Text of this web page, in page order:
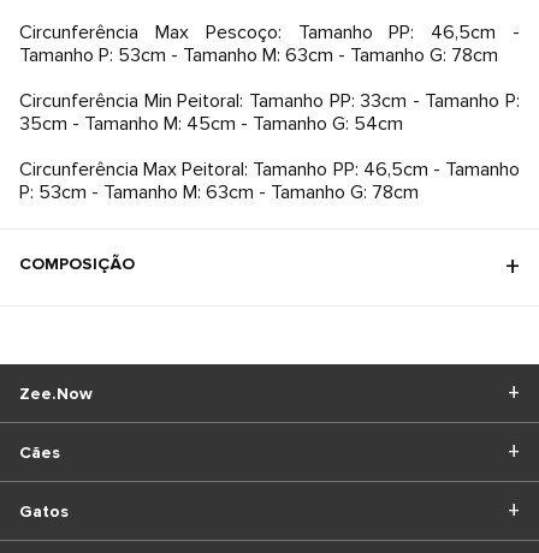
Circunferência Max Pescoço: Tamanho PP: 46,5cm -
Tamanho P: 53cm - Tamanho M: 63cm - Tamanho G: 78cm
Circunferência Min Peitoral: Tamanho PP: 33cm - Tamanho P:
35cm - Tamanho M: 45cm - Tamanho G: 54cm
Circunferência Max Peitoral: Tamanho PP: 46,5cm - Tamanho
P: 53cm - Tamanho M: 63cm - Tamanho G: 78cm
COMPOSIÇÃO
Cães
Gatos
Zee.Now